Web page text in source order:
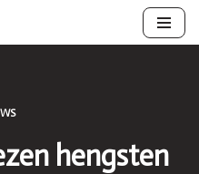
hengsten